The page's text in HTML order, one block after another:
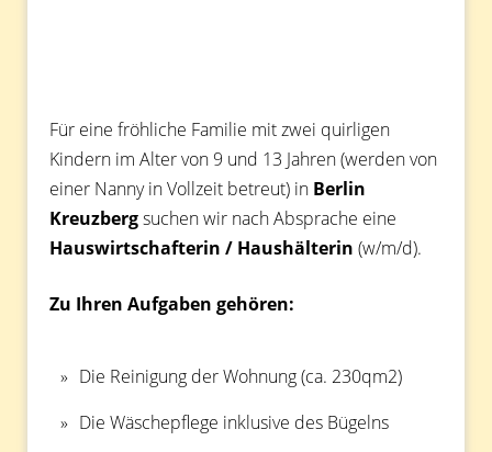
Für eine fröhliche Familie mit zwei quirligen
Kindern im Alter von 9 und 13 Jahren (werden von
einer Nanny in Vollzeit betreut) in Berlin
Kreuzbergsuchen wir nach Absprache eine
Hauswirtschafterin / Haushälterin (w/m/d).
Zu Ihren Aufgaben gehören:
Die Reinigung der Wohnung (ca. 230qm2)
Die Wäschepflege inklusive des Bügelns